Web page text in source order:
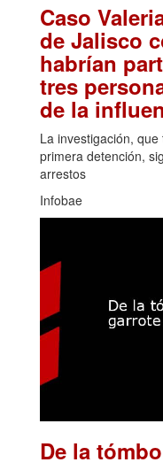
Caso
de Jalisco
habrían
tres
de la
La investigación,
primera detención,
arrestos
Infobae
De la